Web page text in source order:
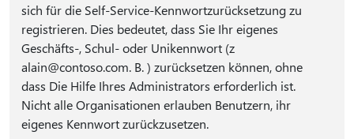
sich für die Self-Service-Kennwortzurücksetzung zu
registrieren. Dies bedeutet, dass Sie Ihr eigenes
Geschäfts-, Schul- oder Unikennwort (z
alain@contoso.com. B. ) zurücksetzen können, ohne
dass Die Hilfe Ihres Administrators erforderlich ist.
Nicht alle Organisationen erlauben Benutzern, ihr
eigenes Kennwort zurückzusetzen.